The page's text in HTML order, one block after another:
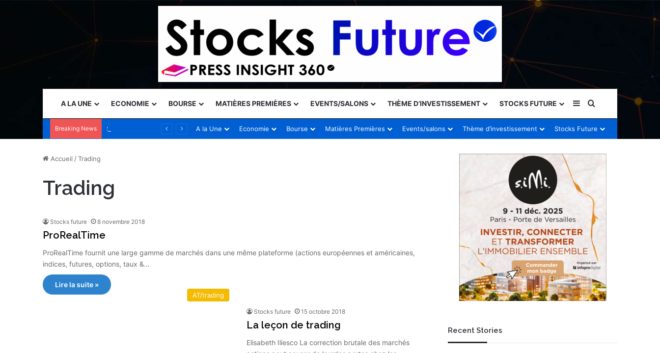
A LA UNE ECONOMIE BOURSE MATIÈRES PREMIÈRES EVENTS/SALONS THÈME D’INVESTISSEMENT STOCKS FUTURE Sidebar (barre
Rechercher
Breaking News A la Une Economie Bourse Matières Premières Events/salons Thème d’investissement Stocks Future
Accueil /Trading
Trading
Stocks future 8 novembre 2018
ProRealTime
ProRealTime fournit une large gamme de marchés dans une même plateforme (actions européennes et américaines,
indices, futures, options, taux &…
Lire la suite »
AT/trading
Stocks future 15 octobre 2018
La leçon de trading
Elisabeth Iliesco La correction brutale des marchés
Recent Stories